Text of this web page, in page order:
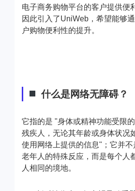
电子商务购物平台的客户提供便
因此引入了UniWeb，希望能够
户购物便利性的提升。
什么是网络无障碍？
它指的是 "身体或精神功能受限
残疾人，无论其年龄或身体状况
使用网络上提供的信息"；它并
老年人的特殊反应，而是每个人
人相同的境地。